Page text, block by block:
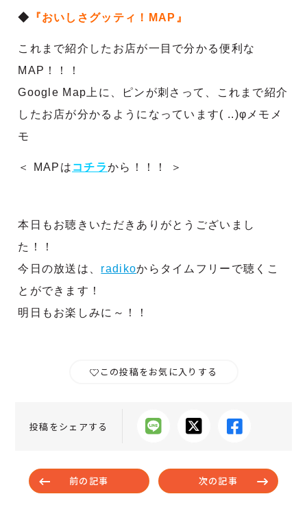
◆ 『おいしさグッティ！ MAP 』
これまで紹介したお店が一目で分かる便利な
MAP！！！
Google Map上に、ピンが刺さって、これまで紹介
したお店が分かるようになっています( ..)φメモメ
モ
＜ MAPは コチラから！！！ ＞
本日もお聴きいただきありがとうございまし
た！！
今日の放送は、 radikoからタイムフリーで聴くこ
とができます！
明日もお楽しみに～！！
この投稿をお気に入りする
投稿をシェアする
前の記事 次の記事